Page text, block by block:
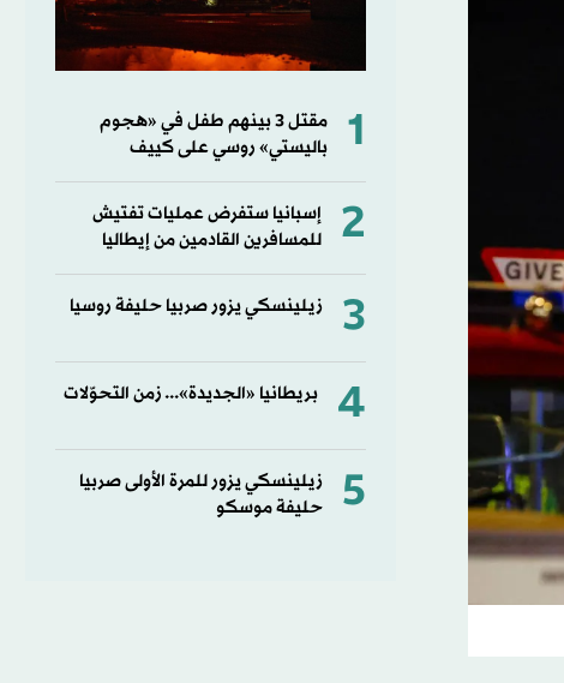
1
مقتل 3 بينهم طفل في «هجوم
باليستي» روسي على كييف
2
إسبانيا ستفرض عمليات تفتيش
للمسافرين القادمين من إيطاليا
3 زيلينسكي يزور صربيا حليفة روسيا
4 بريطانيا «الجديدة»... زمن التحوّلات
5
زيلينسكي يزور للمرة الأولى صربيا
حليفة موسكو